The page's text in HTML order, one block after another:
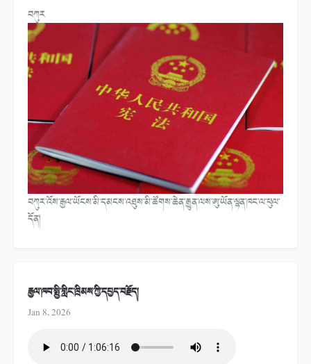
བཀུར
བཀུར་འོས་རྒྱལ་ཡོངས་མི་དམངས་འཐུས་མི་ཚོགས་ཆེན་རྒྱུན་ལས་ཨུ་ཡོན་ལྷན་ཁང་ལ་ཕུལ་
དོན།
རྒྱལ་ཁབ་སྤྱི་གླིང་ཁྲིམས་ཀྱི་དཔྱད་བརྗོད།
Jan 8, 2026